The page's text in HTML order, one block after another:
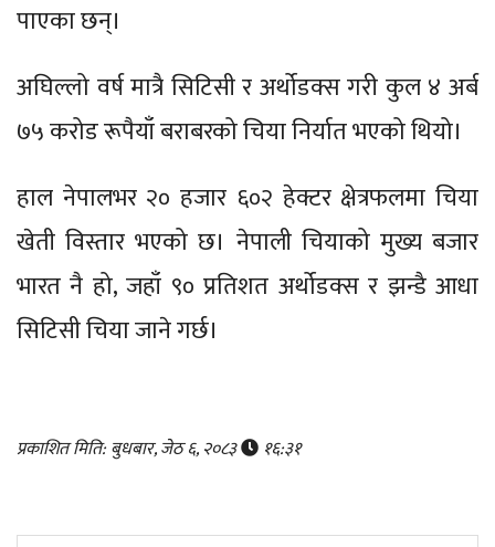
पाएका छन्।
अघिल्लो वर्ष मात्रै सिटिसी र अर्थोडक्स गरी कुल ४ अर्ब
७५ करोड रूपैयाँ बराबरको चिया निर्यात भएको थियो।
हाल नेपालभर २० हजार ६०२ हेक्टर क्षेत्रफलमा चिया
खेती विस्तार भएको छ। नेपाली चियाको मुख्य बजार
भारत नै हो, जहाँ ९० प्रतिशत अर्थोडक्स र झन्डै आधा
सिटिसी चिया जाने गर्छ।
प्रकाशित मिति: बुधबार, जेठ ६, २०८३ १६:३१